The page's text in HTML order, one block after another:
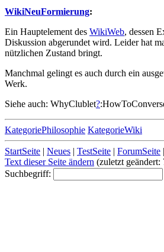
WikiNeuFormierung:
Ein Hauptelement des WikiWeb, dessen
Diskussion abgerundet wird. Leider hat
nützlichen Zustand bringt.
Manchmal gelingt es auch durch ein
Werk.
Siehe auch: WhyClublet?
KategoriePhilosophie KategorieWiki
StartSeite | Neues | TestSeite | ForumSeite |
Text dieser Seite ändern (zuletzt
Suchbegriff: